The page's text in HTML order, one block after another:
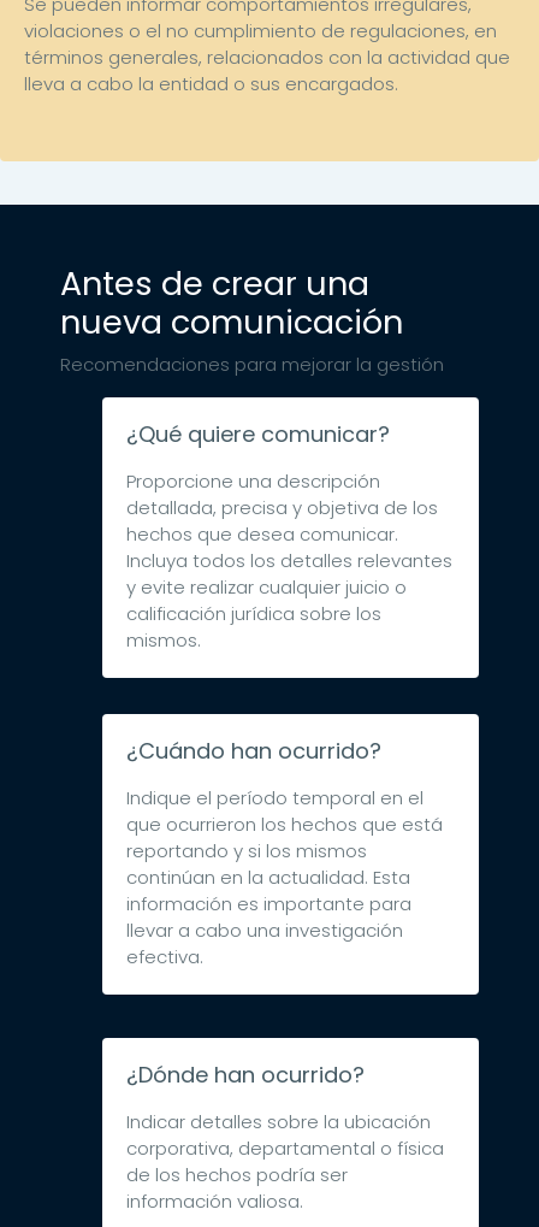
violaciones o el no cumplimiento de regulaciones, en
términos generales, relacionados con la actividad que
lleva a cabo la entidad o sus encargados.
Antes de crear una
nueva comunicación
Recomendaciones para mejorar la gestión
¿Qué quiere comunicar?
Proporcione una descripción
detallada, precisa y objetiva de los
hechos que desea comunicar.
Incluya todos los detalles relevantes
y evite realizar cualquier juicio o
calificación jurídica sobre los
mismos.
¿Cuándo han ocurrido?
Indique el período temporal en el
que ocurrieron los hechos que está
reportando y si los mismos
continúan en la actualidad. Esta
información es importante para
llevar a cabo una investigación
efectiva.
¿Dónde han ocurrido?
Indicar detalles sobre la ubicación
corporativa, departamental o física
de los hechos podría ser
información valiosa.